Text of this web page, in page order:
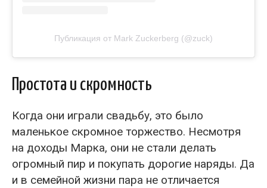
Публикация от Mark Zuckerberg (@zuck)
Простота и скромность
Когда они играли свадьбу, это было
маленькое скромное торжество. Несмотря
на доходы Марка, они не стали делать
огромный пир и покупать дорогие наряды. Да
и в семейной жизни пара не отличается